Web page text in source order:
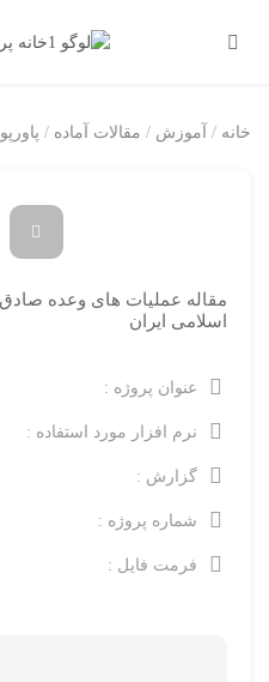
خانه / آموزش / مقالات آماده /
اسلامی ایران
عنوان پروژه :
نرم افزار مورد استفاده :
گزارش :
شماره پروژه :
فرمت فایل :